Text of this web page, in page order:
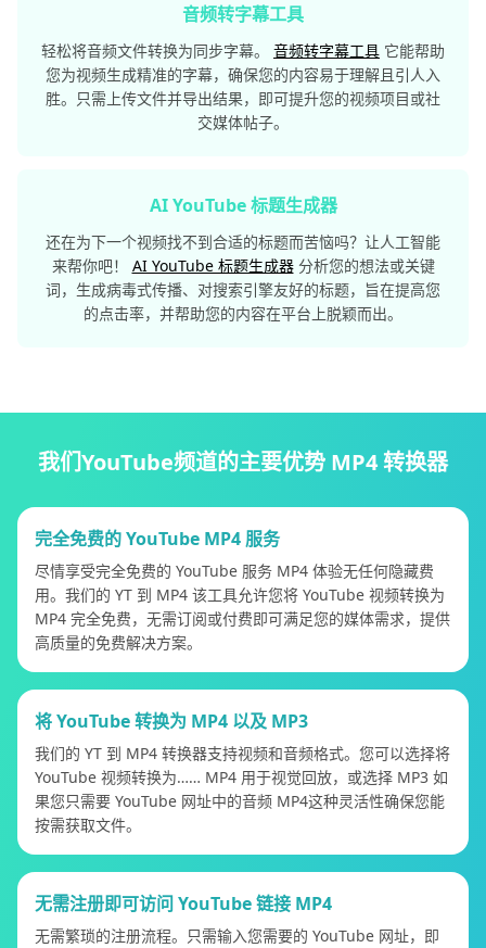
音频转字幕工具
轻松将音频文件转换为同步字幕。 音频转字幕工具 它能帮助
您为视频生成精准的字幕，确保您的内容易于理解且引人入
胜。只需上传文件并导出结果，即可提升您的视频项目或社
交媒体帖子。
AI YouTube 标题生成器
还在为下一个视频找不到合适的标题而苦恼吗？让人工智能
来帮你吧！ AI YouTube 标题生成器分析您的想法或关键
词，生成病毒式传播、对搜索引擎友好的标题，旨在提高您
的点击率，并帮助您的内容在平台上脱颖而出。
我们YouTube频道的主要优势 MP4 转换器
完全免费的 YouTube MP4 服务
尽情享受完全免费的 YouTube 服务 MP4 体验无任何隐藏费
用。我们的 YT 到 MP4 该工具允许您将 YouTube 视频转换为
MP4 完全免费，无需订阅或付费即可满足您的媒体需求，提供
高质量的免费解决方案。
将 YouTube 转换为 MP4 以及 MP3
我们的 YT 到 MP4 转换器支持视频和音频格式。您可以选择将
YouTube 视频转换为…… MP4 用于视觉回放，或选择 MP3 如
果您只需要 YouTube 网址中的音频 MP4这种灵活性确保您能
按需获取文件。
无需注册即可访问 YouTube 链接 MP4
无需繁琐的注册流程。只需输入您需要的 YouTube 网址，即